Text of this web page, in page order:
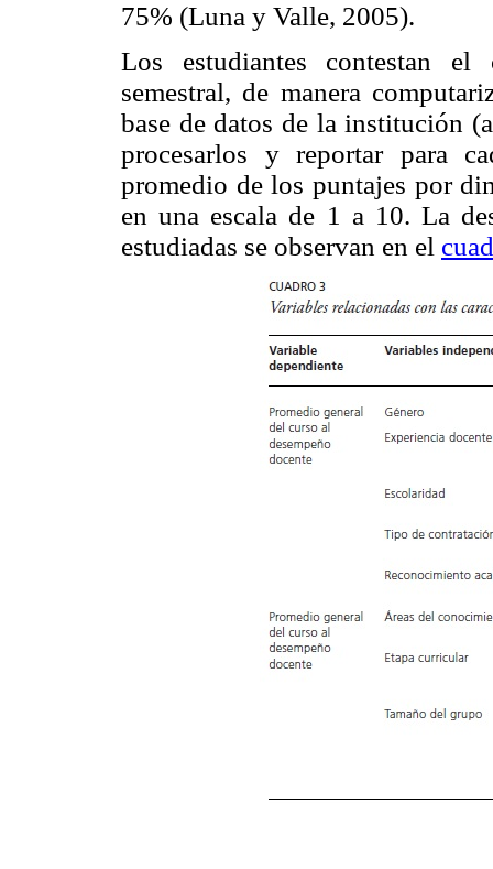
75% (Luna y Valle, 2005).
Los estudiantes contestan
semestral, de manera
base de datos de la institución
procesarlos y reportar para
promedio de los puntajes por
en una escala de 1 a 10. La
estudiadas se observan en el